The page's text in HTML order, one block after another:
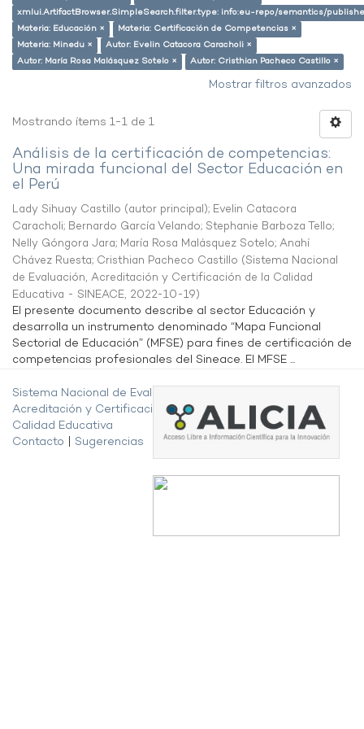
xmlui.ArtifactBrowser.SimpleSearch.filter.type: info:eu-repo/semantics/
Materia: Educación ×
Materia: Certificación de Competencias ×
Materia: Minedu ×
Autor: Evelin Catacora Caracholi ×
Autor: María Rosa Malásquez Sotelo ×
Autor: Cristhian Pacheco Castillo ×
Mostrar filtros avanzados
Mostrando ítems 1-1 de 1
Análisis de la certificación de competencias:
Una mirada funcional del Sector Educación en
el Perú
Lady Sihuay Castillo (autor principal); Evelin Catacora
Caracholi; Bernardo García Velando; Stephanie Barboza Tello;
Nelly Góngora Jara; María Rosa Malásquez Sotelo; Anahí
Chávez Ruesta; Cristhian Pacheco Castillo (Sistema Nacional
de Evaluación, Acreditación y Certificación de la Calidad
Educativa - SINEACE, 2022-10-19)
El presente documento describe al sector Educación y
desarrolla un instrumento denominado “Mapa Funcional
Sectorial de Educación” (MFSE) para fines de certificación de
competencias profesionales del Sineace. El MFSE ...
Sistema Nacional de Evaluación,
Acreditación y Certificación de la
Calidad Educativa
Contacto
Sugerencias